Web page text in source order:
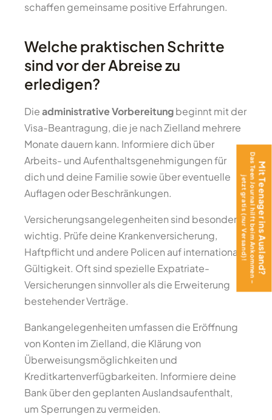
schaffen gemeinsame positive Erfahrungen.
Welche praktischen Schritte
sind vor der Abreise zu
erledigen?
Dieadministrative Vorbereitungbeginnt mit der
Visa-Beantragung, die je nach Zielland mehrere
Monate dauern kann. Informiere dich über
Arbeits- und Aufenthaltsgenehmigungen für
dich und deine Familie sowie über eventuelle
Auflagen oder Beschränkungen.
Versicherungsangelegenheiten sind besonders
wichtig. Prüfe deine Krankenversicherung,
Haftpflicht und andere Policen auf internationale
Gültigkeit. Oft sind spezielle Expatriate-
Versicherungen sinnvoller als die Erweiterung
bestehender Verträge.
Bankangelegenheiten umfassen die Eröffnung
von Konten im Zielland, die Klärung von
Überweisungsmöglichkeiten und
Kreditkartenverfügbarkeiten. Informiere deine
Bank über den geplanten Auslandsaufenthalt,
um Sperrungen zu vermeiden.
Mit Teenager ins Ausland?
Das Teen Journal hilft beim Ankommen –
jetzt gratis (nur Versand)!